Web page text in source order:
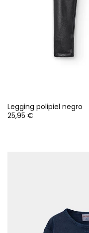
Legging polipiel negro
25,95 €